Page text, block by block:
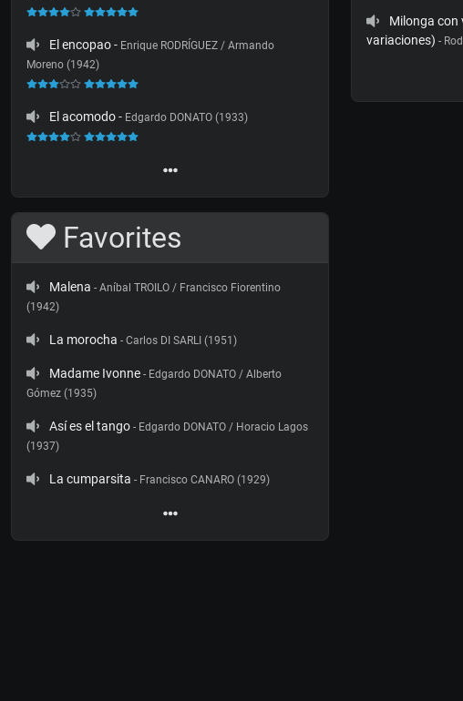
El encopao- Enrique RODRÍGUEZ / Armando
Moreno (1942)
El acomodo- Edgardo DONATO (1933)
Milonga con
variaciones) -
Favorites
Malena - Aníbal TROILO / Francisco Fiorentino
(1942)
La morocha - Carlos DI SARLI (1951)
Madame Ivonne - Edgardo DONATO / Alberto
Gómez (1935)
Así es el tango - Edgardo DONATO / Horacio Lagos
(1937)
La cumparsita - Francisco CANARO (1929)